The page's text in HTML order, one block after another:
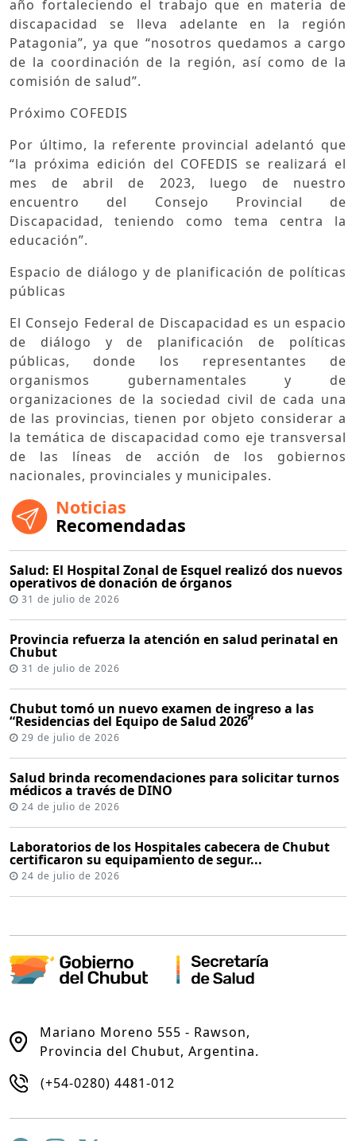
año fortaleciendo el trabajo que en materia de
discapacidad se lleva adelante en la región
Patagonia”, ya que “nosotros quedamos a cargo
de la coordinación de la región, así como de la
comisión de salud”.
Próximo COFEDIS
Por último, la referente provincial adelantó que
“la próxima edición del COFEDIS se realizará el
mes de abril de 2023, luego de nuestro
encuentro del Consejo Provincial de
Discapacidad, teniendo como tema centra la
educación”.
Espacio de diálogo y de planificación de políticas
públicas
El Consejo Federal de Discapacidad es un espacio
de diálogo y de planificación de políticas
públicas, donde los representantes de
organismos gubernamentales y de
organizaciones de la sociedad civil de cada una
de las provincias, tienen por objeto considerar a
la temática de discapacidad como eje transversal
de las líneas de acción de los gobiernos
nacionales, provinciales y municipales.
Noticias
Recomendadas
Salud: El Hospital Zonal de Esquel realizó dos nuevos
operativos de donación de órganos
31 de julio de 2026
Provincia refuerza la atención en salud perinatal en
Chubut
31 de julio de 2026
Chubut tomó un nuevo examen de ingreso a las
“Residencias del Equipo de Salud 2026”
29 de julio de 2026
Salud brinda recomendaciones para solicitar turnos
médicos a través de DINO
24 de julio de 2026
Laboratorios de los Hospitales cabecera de Chubut
certificaron su equipamiento de segur...
24 de julio de 2026
Mariano Moreno 555 - Rawson,
Provincia del Chubut, Argentina.
(+54-0280) 4481-012